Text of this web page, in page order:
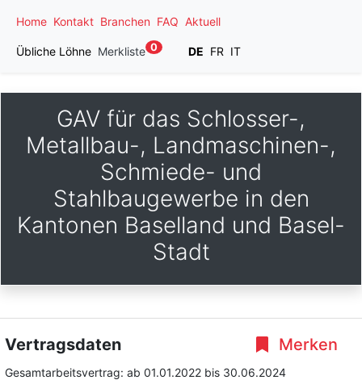
Home Kontakt Branchen FAQ Aktuell
Übliche Löhne Merkliste 0 DE FR IT
GAV für das Schlosser-,
Metallbau-, Landmaschinen-,
Schmiede- und
Stahlbaugewerbe in den
Kantonen Baselland und Basel-
Stadt
Merken
Vertragsdaten
Gesamtarbeitsvertrag: ab 01.01.2022 bis 30.06.2024